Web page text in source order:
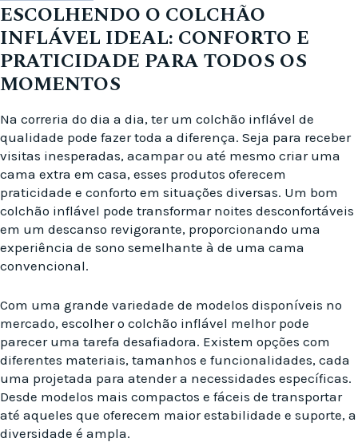
ESCOLHENDO O COLCHÃO
INFLÁVEL IDEAL: CONFORTO E
PRATICIDADE PARA TODOS OS
MOMENTOS
Na correria do dia a dia, ter um colchão inflável de
qualidade pode fazer toda a diferença. Seja para receber
visitas inesperadas, acampar ou até mesmo criar uma
cama extra em casa, esses produtos oferecem
praticidade e conforto em situações diversas. Um bom
colchão inflável pode transformar noites desconfortáveis
em um descanso revigorante, proporcionando uma
experiência de sono semelhante à de uma cama
convencional.
Com uma grande variedade de modelos disponíveis no
mercado, escolher o colchão inflável melhor pode
parecer uma tarefa desafiadora. Existem opções com
diferentes materiais, tamanhos e funcionalidades, cada
uma projetada para atender a necessidades específicas.
Desde modelos mais compactos e fáceis de transportar
até aqueles que oferecem maior estabilidade e suporte, a
diversidade é ampla.